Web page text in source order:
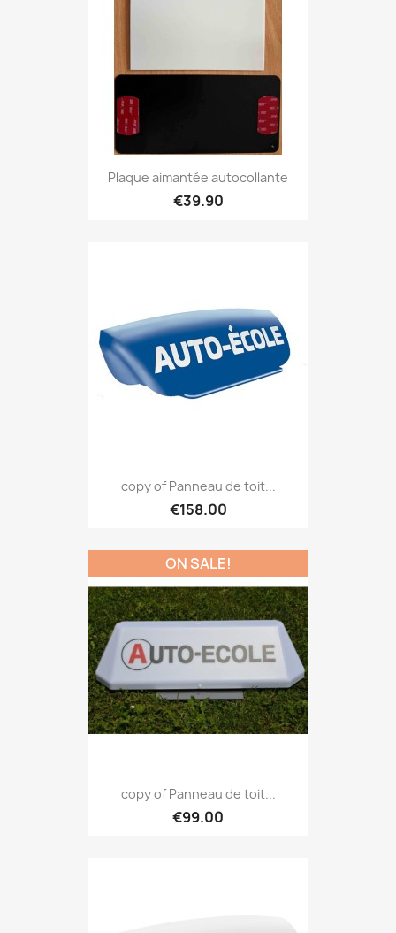
Plaque aimantée autocollante
€39.90
copy of Panneau de toit...
€158.00
copy of Panneau de toit...
€99.00
ON SALE!